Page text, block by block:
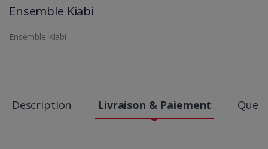
Ensemble Kiabi
Ensemble Kiabi
Description Livraison & Paiement